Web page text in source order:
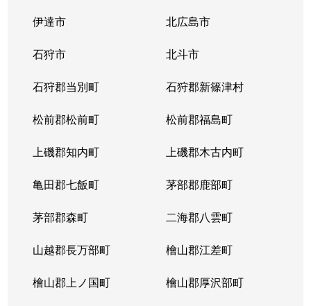
伊達市 北広島市
石狩市 北斗市
石狩郡当別町 石狩郡新篠津村
松前郡松前町 松前郡福島町
上磯郡知内町 上磯郡木古内町
亀田郡七飯町 茅部郡鹿部町
茅部郡森町 二海郡八雲町
山越郡長万部町 檜山郡江差町
檜山郡上ノ国町 檜山郡厚沢部町